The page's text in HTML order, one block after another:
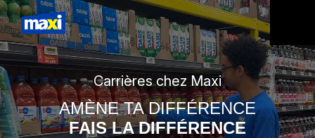
Carrières chez Maxi
AMÈNE TA DIFFÉRENCE
FAIS LA DIFFÉRENCE